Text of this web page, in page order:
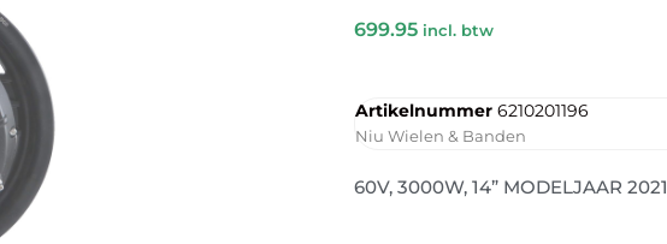
699.95 incl. btw
Artikelnummer 6210201196
Niu Wielen & Banden
60V, 3000W, 14” MODELJAAR 2021